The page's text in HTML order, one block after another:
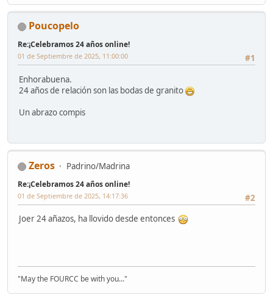
Poucopelo
Re:¡Celebramos 24 años online!
#1
01 de Septiembre de 2025, 11:00:00
Enhorabuena.
24 años de relación son las bodas de granito
Un abrazo compis
Zeros Padrino/Madrina
Re:¡Celebramos 24 años online!
#2
01 de Septiembre de 2025, 14:17:36
Joer 24 añazos, ha llovido desde entonces
"May the FOURCC be with you..."